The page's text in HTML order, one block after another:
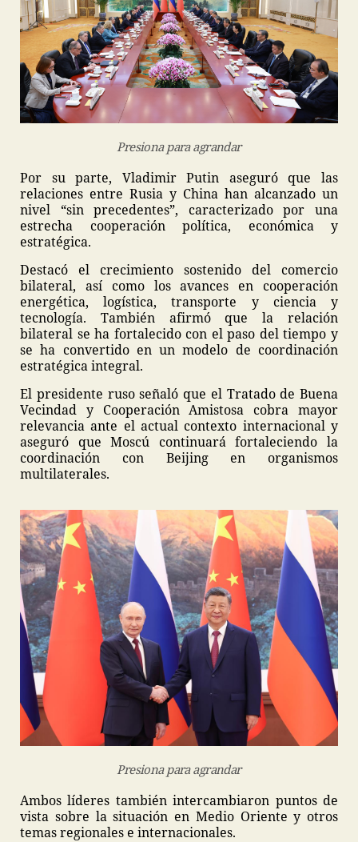
Presiona para agrandar
Por su parte, Vladimir Putin aseguró que las
relaciones entre Rusia y China han alcanzado un
nivel “sin precedentes”, caracterizado por una
estrecha cooperación política, económica y
estratégica.
Destacó el crecimiento sostenido del comercio
bilateral, así como los avances en cooperación
energética, logística, transporte y ciencia y
tecnología. También afirmó que la relación
bilateral se ha fortalecido con el paso del tiempo y
se ha convertido en un modelo de coordinación
estratégica integral.
El presidente ruso señaló que el Tratado de Buena
Vecindad y Cooperación Amistosa cobra mayor
relevancia ante el actual contexto internacional y
aseguró que Moscú continuará fortaleciendo la
coordinación con Beijing en organismos
multilaterales.
Presiona para agrandar
Ambos líderes también intercambiaron puntos de
vista sobre la situación en Medio Oriente y otros
temas regionales e internacionales.